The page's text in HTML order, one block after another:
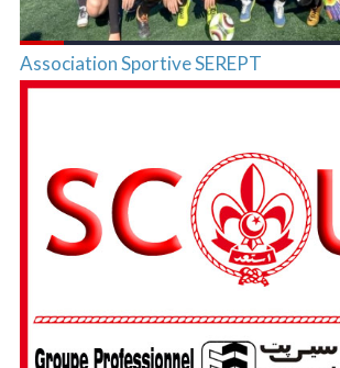
Association Sportive SEREPT